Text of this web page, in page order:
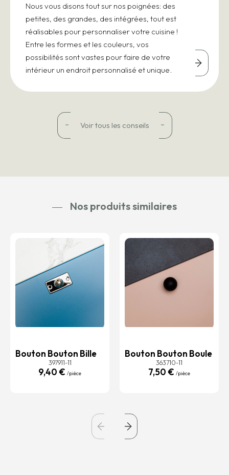
Nous vous disons tout sur nos poignées: des
petites, des grandes, des intégrées, tout est
réalisables pour personnaliser votre cuisine !
Entre les formes et les couleurs, vos
possibilités sont vastes pour faire de votre
intérieur un endroit personnalisé et unique.
Voir tous les conseils
Nos produits similaires
Bouton Bouton Bille
397911-11
9,40 € /pièce
Bouton Bouton Boule
363710-11
7,50 € /pièce